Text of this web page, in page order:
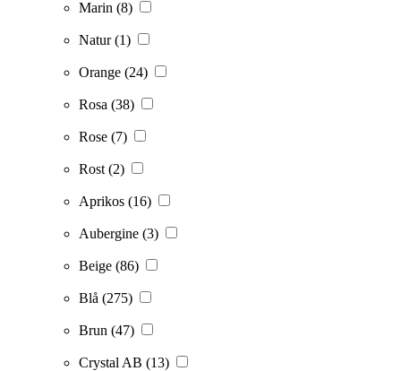
Marin (8)
Natur(1)
Orange (24)
Rosa (38)
Rose (7)
Rost (2)
Aprikos (16)
Aubergine (3)
Beige (86)
Blå (275)
Brun (47)
Crystal AB (13)